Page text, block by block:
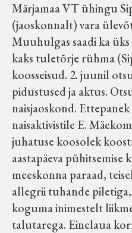
Märjamaa VT ühingu
(jaoskonnalt) vara
Muuhulgas saadi ka
kaks tuletõrje rühma
koosseisud. 2. juunil
pidustused ja aktus.
naisjaoskond.
naisaktivistile E.
juhatuse koosolek
aastapäeva
meeskonna paraad,
allegrii tuhande
koguma inimestelt
talutarega. Einelaua